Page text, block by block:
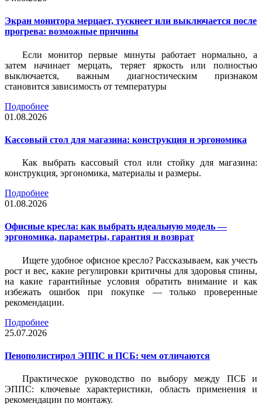
Экран монитора мерцает, тускнеет или выключается после
прогрева: возможные причины
Если монитор первые минуты работает нормально, а
затем начинает мерцать, теряет яркость или полностью
выключается, важным диагностическим признаком
становится зависимость от температуры
Подробнее
01.08.2026
Кассовый стол для магазина: конструкция и эргономика
Как выбрать кассовый стол или стойку для магазина:
конструкция, эргономика, материалы и размеры.
Подробнее
01.08.2026
Офисные кресла: как выбрать идеальную модель —
эргономика, параметры, гарантия и возврат
Ищете удобное офисное кресло? Рассказываем, как учесть
рост и вес, какие регулировки критичны для здоровья спины,
на какие гарантийные условия обратить внимание и как
избежать ошибок при покупке — только проверенные
рекомендации.
Подробнее
25.07.2026
Пенополистирол ЭППС и ПСБ: чем отличаются
Практическое руководство по выбору между ПСБ и
ЭППС: ключевые характеристики, область применения и
рекомендации по монтажу.